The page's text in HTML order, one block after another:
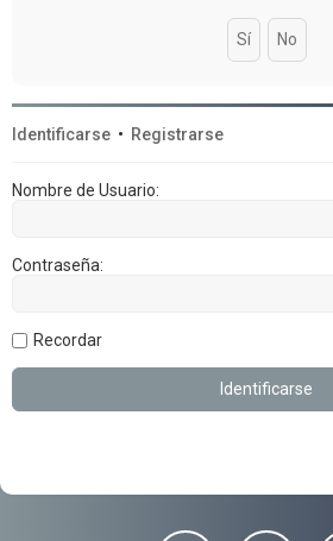
Identificarse • Registrarse
Nombre de Usuario:
Contraseña:
Recordar